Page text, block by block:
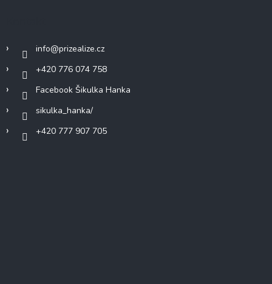
info@prizealize.cz
+420 776 074 758
Facebook Šikulka Hanka
sikulka_hanka/
+420 777 907 705